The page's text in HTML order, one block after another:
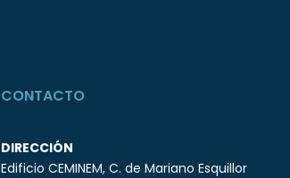
CONTACTO
DIRECCIÓN
Edificio CEMINEM, C. de Mariano Esquillor